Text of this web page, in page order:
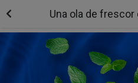
Una ola de